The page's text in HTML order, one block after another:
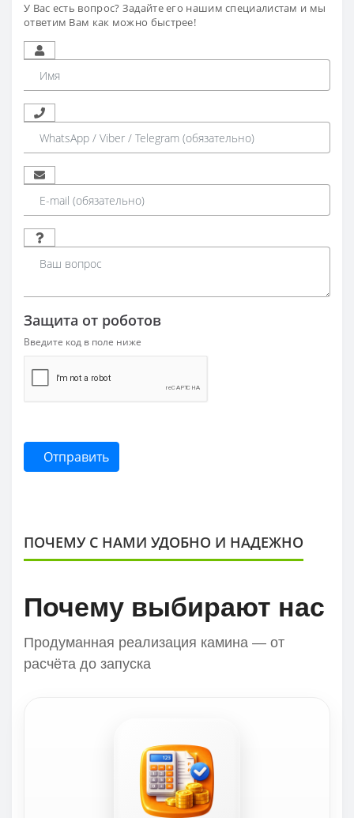
У Вас есть вопрос? Задайте его нашим специалистам и мы
ответим Вам как можно быстрее!
Защита от роботов
Введите код в поле ниже
Отправить
ПОЧЕМУ С НАМИ УДОБНО И НАДЕЖНО
Почему выбирают нас
Продуманная реализация камина — от
расчёта до запуска